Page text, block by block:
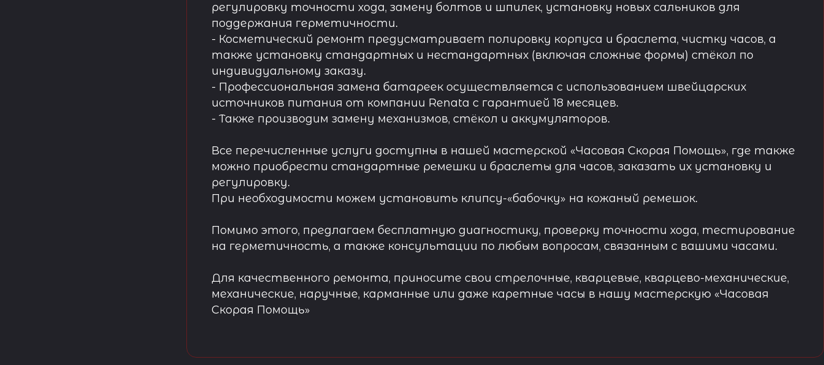
регулировку точности хода, замену болтов и шпилек, установку новых сальников для
поддержания герметичности.
- Косметический ремонт предусматривает полировку корпуса и браслета, чистку часов, а
также установку стандартных и нестандартных (включая сложные формы) стёкол по
индивидуальному заказу.
- Профессиональная замена батареек осуществляется с использованием швейцарских
источников питания от компании Renata с гарантией 18 месяцев.
- Также производим замену механизмов, стёкол и аккумуляторов.
Все перечисленные услуги доступны в нашей мастерской «Часовая Скорая Помощь», где также
можно приобрести стандартные ремешки и браслеты для часов, заказать их установку и
регулировку.
При необходимости можем установить клипсу-«бабочку» на кожаный ремешок.
Помимо этого, предлагаем бесплатную диагностику, проверку точности хода, тестирование
на герметичность, а также консультации по любым вопросам, связанным с вашими часами.
Для качественного ремонта, приносите свои стрелочные, кварцевые, кварцево-механические,
механические, наручные, карманные или даже каретные часы в нашу мастерскую «Часовая
Скорая Помощь»